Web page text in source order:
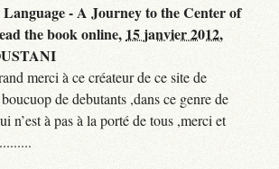
- A Journey to the Center of
the book online, 15 janvier 2012,
merci à ce créateur de ce site de
de debutants ,dans ce genre de
n’est à pas à la porté de tous ,merci et